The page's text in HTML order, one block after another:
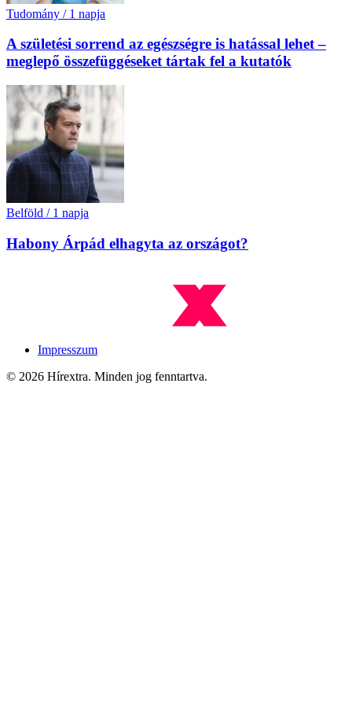
Tudomány / 1 napja
A születési sorrend az egészségre is hatással lehet –
meglepő összefüggéseket tártak fel a kutatók
Belföld / 1 napja
Habony Árpád elhagyta az országot?
Impresszum
© 2026 Hírextra. Minden jog fenntartva.